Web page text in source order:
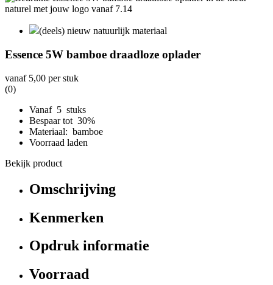
(deels) nieuw natuurlijk materiaal
Essence 5W bamboe draadloze oplader
vanaf 5,00 per stuk
(0)
Vanaf 5 stuks
Bespaar tot 30%
Materiaal: bamboe
Voorraad laden
Bekijk product
Omschrijving
Kenmerken
Opdruk informatie
Voorraad